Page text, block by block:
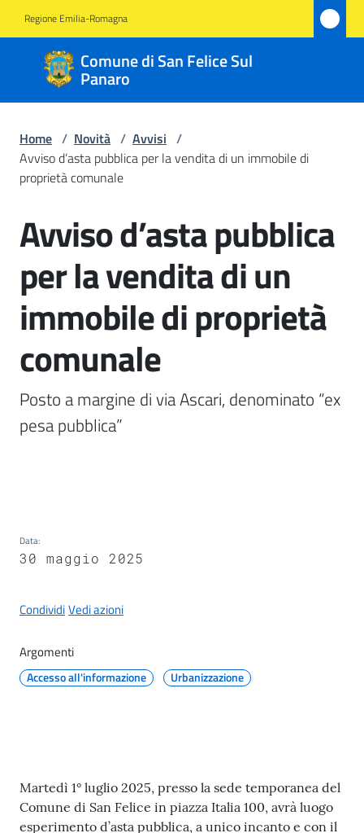
Regione Emilia-Romagna
Comune di San Felice Sul
Panaro
Comune
di San
Felice
Sul
Panaro
Amministrazione
Novità
Menu selezionato
Servizi
Vivere
il
Comune
p
u
i
a
n
i
a
Home / Novità / Avvisi /
Avviso d’asta pubblica per la vendita di un immobile di
proprietà comunale
Salta al contenuto
Avviso d’asta pubblica
per la vendita di un
immobile di proprietà
comunale
Posto a margine di via Ascari, denominato “ex
pesa pubblica”
Data:
30 maggio 2025
CondividiVedi azioni
Argomenti
Accesso all'informazione Urbanizzazione
Contenuto
Martedì 1° luglio 2025, presso la sede temporanea del
Comune di San Felice in piazza Italia 100, avrà luogo
esperimento d’asta pubblica, a unico incanto e con il